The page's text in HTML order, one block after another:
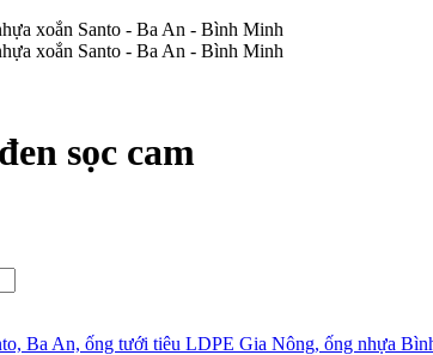
xoắn Santo - Ba An - Bình Minh
xoắn Santo - Ba An - Bình Minh
sọc cam
Ba An, ống tưới tiêu LDPE Gia Nông, ống nhựa